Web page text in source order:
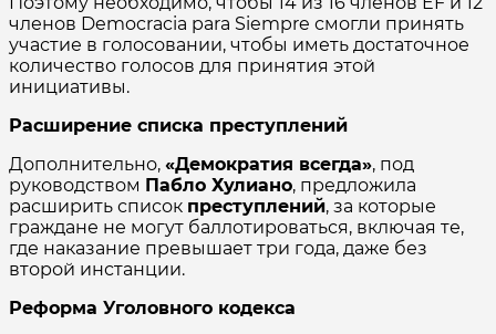
членов Democracia para Siempre смогли принять
участие в голосовании, чтобы иметь достаточное
количество голосов для принятия этой
инициативы.
Расширение списка преступлений
Дополнительно, «Демократия всегда», под
руководством Пабло Хулиано, предложила
расширить список преступлений, за которые
граждане не могут баллотироваться, включая те,
где наказание превышает три года, даже без
второй инстанции.
Реформа Уголовного кодекса